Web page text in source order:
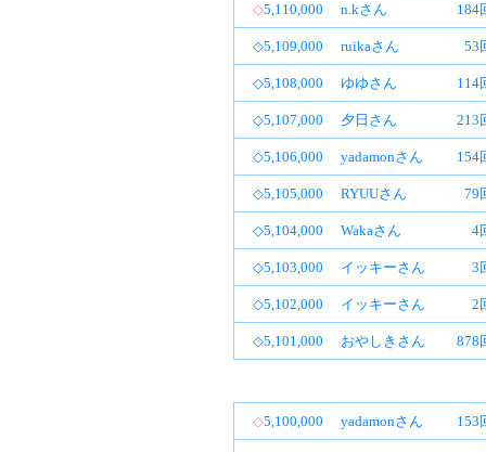
◇5,110,000 n.kさん 184
◇5,109,000 ruikaさん 53
◇5,108,000 ゆゆさん 114
◇5,107,000 夕日さん 213
◇5,106,000 yadamonさん 154
◇5,105,000 RYUUさん 79
◇5,104,000 Wakaさん 4
◇5,103,000 イッキーさん 3
◇5,102,000 イッキーさん 2
◇5,101,000 おやしきさん 878
◇5,100,000 yadamonさん 153